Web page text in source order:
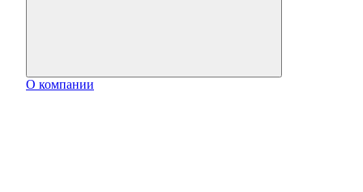
О компании